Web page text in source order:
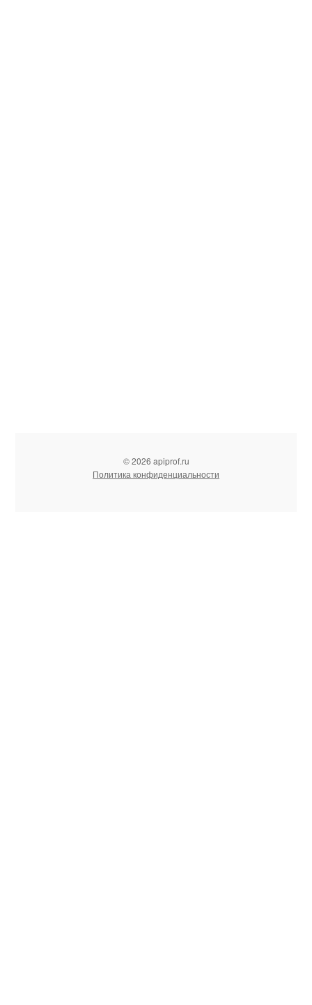
© 2026 apiprof.ru
Политика конфиденциальности